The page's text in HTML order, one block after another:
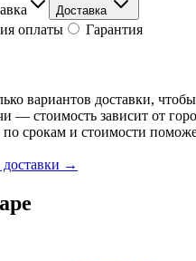
Доставка
оплаты Гарантия
вариантов доставки,
— стоимость зависит от
срокам и стоимости
доставки →